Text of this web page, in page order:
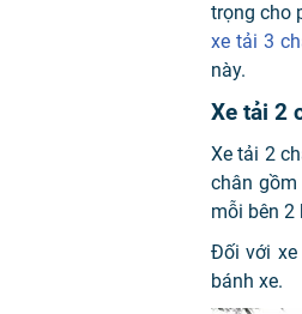
trọng cho
xe tải 3
này.
Xe tải 2
Xe tải 2
chân gồm
mỗi bên 2
Đối với xe
bánh xe.